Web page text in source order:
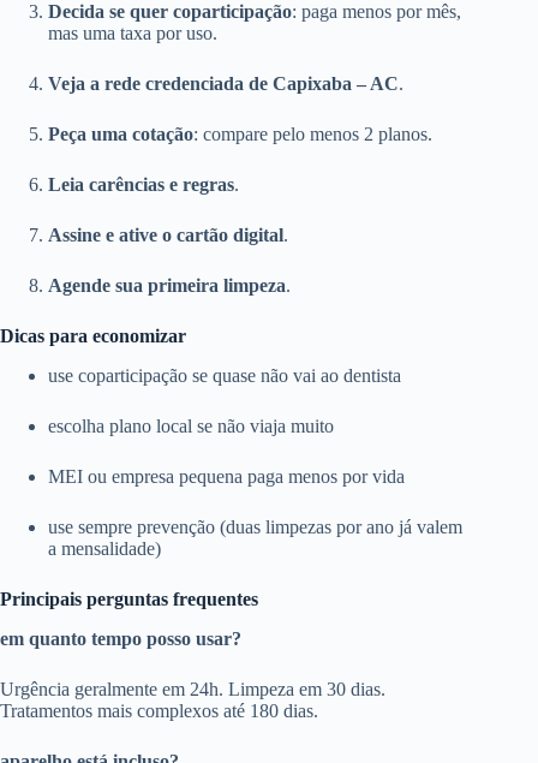
Decida se quer coparticipação: paga menos por mês,
mas uma taxa por uso.
Veja a rede credenciada de Capixaba – AC.
Peça uma cotação: compare pelo menos 2 planos.
Leia carências e regras.
Assine e ative o cartão digital.
Agende sua primeira limpeza.
Dicas para economizar
use coparticipação se quase não vai ao dentista
escolha plano local se não viaja muito
MEI ou empresa pequena paga menos por vida
use sempre prevenção (duas limpezas por ano já valem
a mensalidade)
Principais perguntas frequentes
em quanto tempo posso usar?
Urgência geralmente em 24h. Limpeza em 30 dias.
Tratamentos mais complexos até 180 dias.